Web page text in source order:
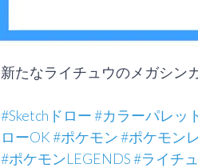
新たなライチュウのメガシン
#Sketchドロー#カラーパレッ
ローOK#ポケモン#ポケモン
#ポケモンLEGENDS#ライチ